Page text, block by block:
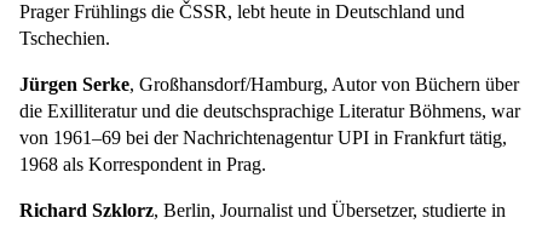
Prager Frühlings die ČSSR, lebt heute in Deutschland und
Tschechien.
Jürgen Serke, Großhansdorf/Hamburg, Autor von Büchern über
die Exilliteratur und die deutschsprachige Literatur Böhmens, war
von 1961–69 bei der Nachrichtenagentur UPI in Frankfurt tätig,
1968 als Korrespondent in Prag.
Richard Szklorz, Berlin, Journalist und Übersetzer, studierte in